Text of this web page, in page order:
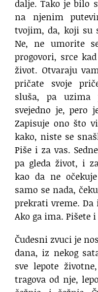
dalje. Tako je bilo
na njenim
tvojim, da, koji su
Ne, ne umorite
progovori, srce
život. Otvaraju
pričate svoje
sluša, pa
svejedno je, pero
Zapisuje ono što
kako, niste se
Piše i za vas.
pa gleda život, i
kao da ne
samo se nada,
prekrati vreme.
Ako ga ima. Pišete
Čudesni zvuci je
dana, iz nekog
sve lepote
tragova od nje,